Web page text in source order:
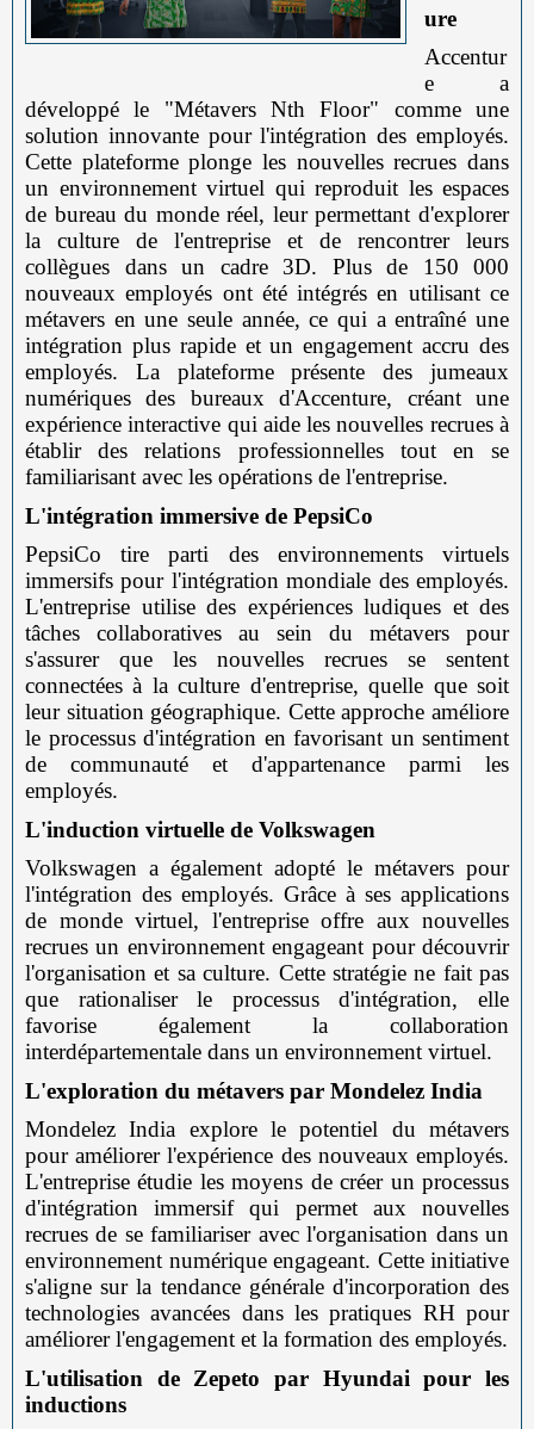
ure
Accentur
e a
développé le "Métavers Nth Floor" comme une
solution innovante pour l'intégration des employés.
Cette plateforme plonge les nouvelles recrues dans
un environnement virtuel qui reproduit les espaces
de bureau du monde réel, leur permettant d'explorer
la culture de l'entreprise et de rencontrer leurs
collègues dans un cadre 3D. Plus de 150 000
nouveaux employés ont été intégrés en utilisant ce
métavers en une seule année, ce qui a entraîné une
intégration plus rapide et un engagement accru des
employés. La plateforme présente des jumeaux
numériques des bureaux d'Accenture, créant une
expérience interactive qui aide les nouvelles recrues à
établir des relations professionnelles tout en se
familiarisant avec les opérations de l'entreprise.
L'intégration immersive de PepsiCo
PepsiCo tire parti des environnements virtuels
immersifs pour l'intégration mondiale des employés.
L'entreprise utilise des expériences ludiques et des
tâches collaboratives au sein du métavers pour
s'assurer que les nouvelles recrues se sentent
connectées à la culture d'entreprise, quelle que soit
leur situation géographique. Cette approche améliore
le processus d'intégration en favorisant un sentiment
de communauté et d'appartenance parmi les
employés.
L'induction virtuelle de Volkswagen
Volkswagen a également adopté le métavers pour
l'intégration des employés. Grâce à ses applications
de monde virtuel, l'entreprise offre aux nouvelles
recrues un environnement engageant pour découvrir
l'organisation et sa culture. Cette stratégie ne fait pas
que rationaliser le processus d'intégration, elle
favorise également la collaboration
interdépartementale dans un environnement virtuel.
L'exploration du métavers par Mondelez India
Mondelez India explore le potentiel du métavers
pour améliorer l'expérience des nouveaux employés.
L'entreprise étudie les moyens de créer un processus
d'intégration immersif qui permet aux nouvelles
recrues de se familiariser avec l'organisation dans un
environnement numérique engageant. Cette initiative
s'aligne sur la tendance générale d'incorporation des
technologies avancées dans les pratiques RH pour
améliorer l'engagement et la formation des employés.
L'utilisation de Zepeto par Hyundai pour les
inductions